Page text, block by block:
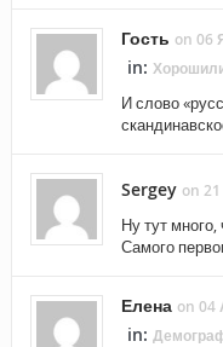
Гость on 06
in:
И слово
Sergey on
Ну тут
Самого
Елена on 04
in: